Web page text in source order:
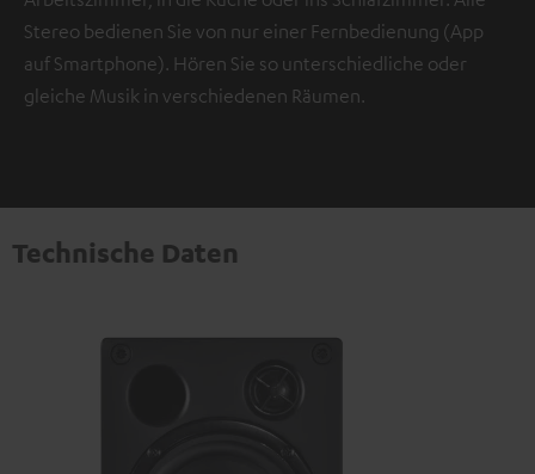
Stereo bedienen Sie von nur einer Fernbedienung (App
auf Smartphone). Hören Sie so unterschiedliche oder
gleiche Musik in verschiedenen Räumen.
Technische Daten